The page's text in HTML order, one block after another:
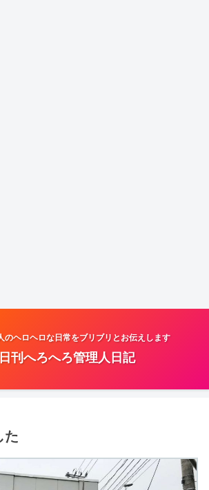
のヘロヘロな日常をブリブリとお伝えします
刊へろへろ管理人日記
た